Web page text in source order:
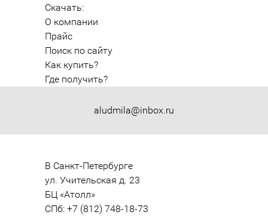
aludmila@inbox.ru
Скачать:
О компании
Прайс
Поиск по сайту
Как купить?
Где получить?
В Санкт-Петербурге
ул. Учительская д. 23
БЦ «Атолл»
СПб: +7 (812) 748-18-73